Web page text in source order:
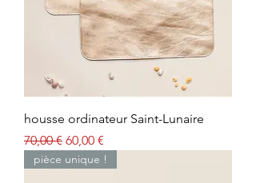
housse ordinateur Saint-Lunaire
Prix original
70,00 € Prix promotionnel
60,00 €
pièce unique !